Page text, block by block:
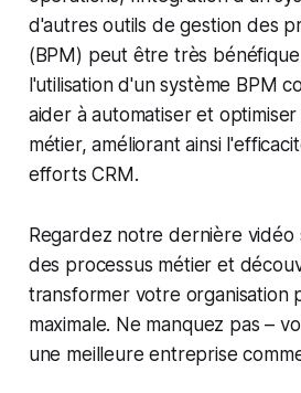
d'autres outils de gestion des
(BPM) peut être très
l'utilisation d'un système BPM
aider à automatiser et
métier, améliorant ainsi
efforts CRM.
Regardez notre dernière vidéo
des processus métier et
transformer votre organisation
maximale. Ne manquez pas –
une meilleure entreprise